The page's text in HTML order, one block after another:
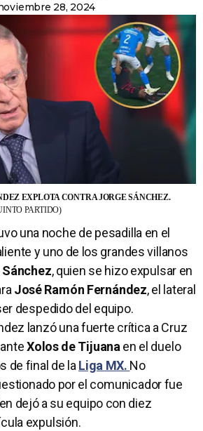
28, 2024
EXPLOTA CONTRA JORGE SÁNCHEZ.
PARTIDO)
una noche de pesadilla en el
y uno de los grandes villanos
, quien se hizo expulsar en
José Ramón Fernández, el lateral
despedido del equipo.
lanzó una fuerte crítica a Cruz
anteXolos de Tijuanaen el duelo
de final de la Liga MX. No
por el comunicador fue
dejó a su equipo con diez
expulsión.